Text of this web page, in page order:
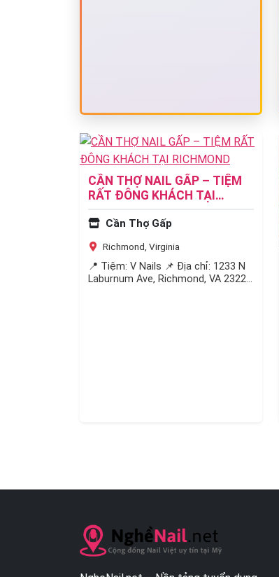
CẦN THỢ NAIL GẤP – TIỆM
RẤT ĐÔNG KHÁCH TẠI
Cần Thợ Gấp
Richmond, Virginia
📍 Tiệm: V Nails 📌 Địa chỉ: 1233 N
Laburnum Ave, Richmond, VA 23223